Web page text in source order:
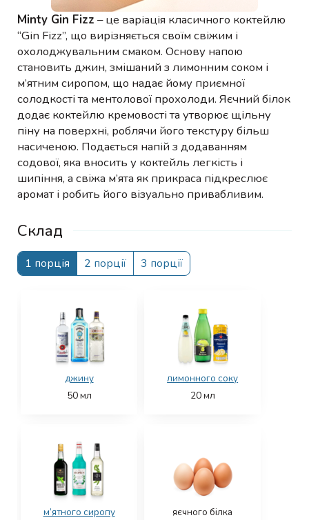
Minty Gin Fizz – це варіація класичного коктейлю
“Gin Fizz”, що вирізняється своїм свіжим і
охолоджувальним смаком. Основу напою
становить джин, змішаний з лимонним соком і
м’ятним сиропом, що надає йому приємної
солодкості та ментолової прохолоди. Яєчний білок
додає коктейлю кремовості та утворює щільну
піну на поверхні, роблячи його текстуру більш
насиченою. Подається напій з додаванням
содової, яка вносить у коктейль легкість і
шипіння, а свіжа м’ята як прикраса підкреслює
аромат і робить його візуально привабливим.
Склад
1 порція 2 порції 3 порції
джину
50мл
лимонного соку
20мл
м’ятного сиропу
яєчного білка